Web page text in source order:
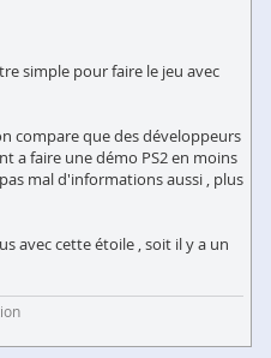
simple pour faire le jeu avec
compare que des développeurs
a faire une démo PS2 en moins
mal d'informations aussi , plus
avec cette étoile , soit il y a un